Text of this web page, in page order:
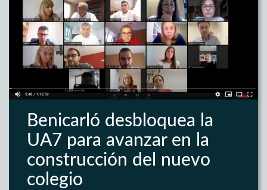
Benicarló desbloquea la
UA7 para avanzar en la
construcción del nuevo
colegio